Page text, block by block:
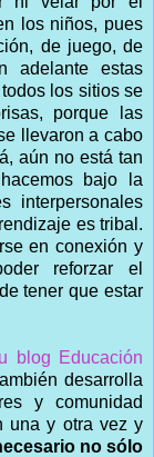
los niños, pues
de juego, de
adelante estas
los sitios se
porque las
llevaron a cabo
aún no está tan
bajo la
interpersonales
es tribal.
en conexión y
reforzar el
tener que estar
blog Educación
desarrolla
y comunidad
una y otra vez y
no sólo